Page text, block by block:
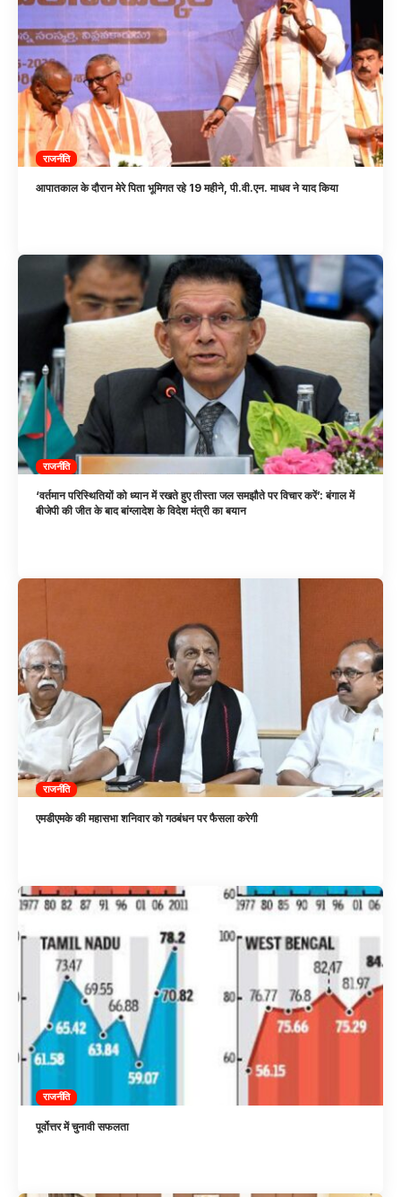
राजनीति
आपातकाल के दौरान मेरे पिता भूमिगत रहे 19 महीने, पी.वी.एन. माधव ने याद किया
राजनीति
‘वर्तमान परिस्थितियों को ध्यान में रखते हुए तीस्ता जल समझौते पर विचार करें’: बंगाल में
बीजेपी की जीत के बाद बांग्लादेश के विदेश मंत्री का बयान
राजनीति
एमडीएमके की महासभा शनिवार को गठबंधन पर फैसला करेगी
राजनीति
पूर्वोत्तर में चुनावी सफलता